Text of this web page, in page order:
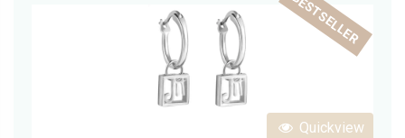
Quickview
BESTSELLER